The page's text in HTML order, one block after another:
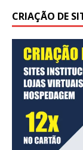
CRIAÇÃO DE